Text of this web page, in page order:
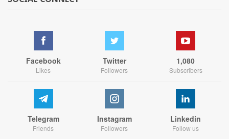
Facebook
Likes
Twitter
Followers
1,080
Subscribers
Telegram
Friends
Instagram
Followers
Linkedin
Follow us